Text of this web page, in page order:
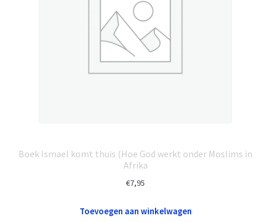
Boek Ismael komt thuis (Hoe God werkt onder Moslims in
Afrika
€7,95
Toevoegen aan winkelwagen